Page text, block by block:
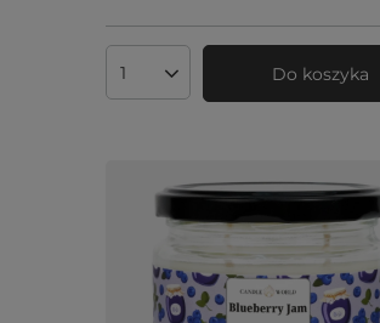
Ilość produktów Do koszyka